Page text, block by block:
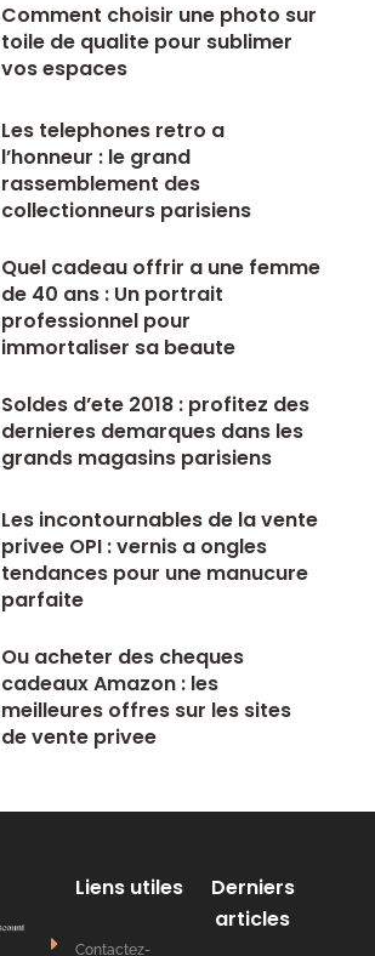
Comment choisir une photo sur
toile de qualite pour sublimer
vos espaces
Les telephones retro a
l’honneur : le grand
rassemblement des
collectionneurs parisiens
Quel cadeau offrir a une femme
de 40 ans : Un portrait
professionnel pour
immortaliser sa beaute
Soldes d’ete 2018 : profitez des
dernieres demarques dans les
grands magasins parisiens
Les incontournables de la vente
privee OPI : vernis a ongles
tendances pour une manucure
parfaite
Ou acheter des cheques
cadeaux Amazon : les
meilleures offres sur les sites
de vente privee
Liens utiles
Contactez-
Derniers
articles